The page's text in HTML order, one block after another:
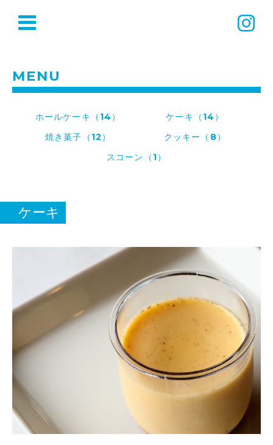
MENU
ホールケーキ（14）
ケーキ（14）
焼き菓子（12）
クッキー（8）
スコーン（1）
ケーキ